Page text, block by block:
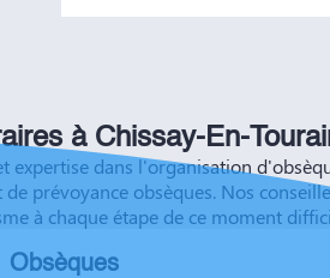
à Chissay-En-
dans l'organisation
prévoyance obsèques. Nos
à chaque étape de ce moment
Obsèques